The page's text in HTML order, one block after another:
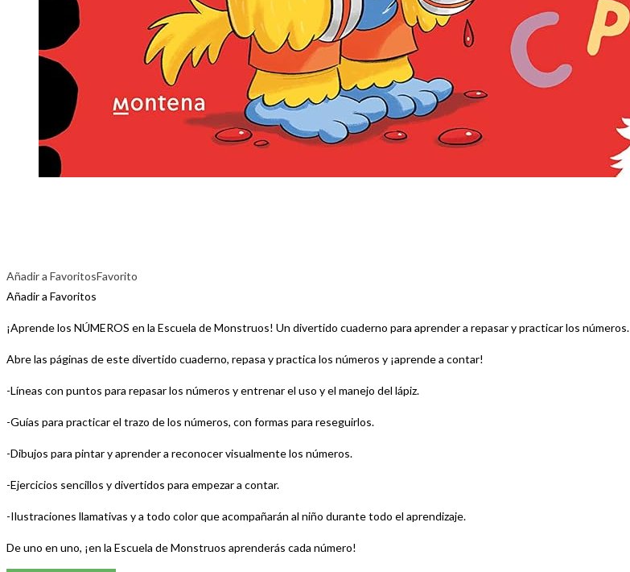
Añadir a FavoritosFavorito
Añadir a Favoritos
¡Aprende los NÚMEROS en la Escuela de Monstruos! Un divertido cuaderno para aprender a repasar y practicar los números.
Abre las páginas de este divertido cuaderno, repasa y practica los números y ¡aprende a contar!
-Líneas con puntos para repasar los números y entrenar el uso y el manejo del lápiz.
-Guías para practicar el trazo de los números, con formas para reseguirlos.
-Dibujos para pintar y aprender a reconocer visualmente los números.
-Ejercicios sencillos y divertidos para empezar a contar.
-Ilustraciones llamativas y a todo color que acompañarán al niño durante todo el aprendizaje.
De uno en uno, ¡en la Escuela de Monstruos aprenderás cada número!